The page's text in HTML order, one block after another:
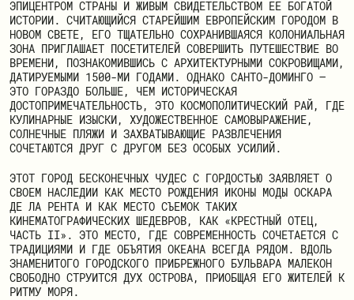
ЭПИЦЕНТРОМ СТРАНЫ И ЖИВЫМ СВИДЕТЕЛЬСТВОМ ЕЕ БОГАТОЙ
ИСТОРИИ. СЧИТАЮЩИЙСЯ СТАРЕЙШИМ ЕВРОПЕЙСКИМ ГОРОДОМ В
НОВОМ СВЕТЕ, ЕГО ТЩАТЕЛЬНО СОХРАНИВШАЯСЯ КОЛОНИАЛЬНАЯ
ЗОНА ПРИГЛАШАЕТ ПОСЕТИТЕЛЕЙ СОВЕРШИТЬ ПУТЕШЕСТВИЕ ВО
ВРЕМЕНИ, ПОЗНАКОМИВШИСЬ С АРХИТЕКТУРНЫМИ СОКРОВИЩАМИ,
ДАТИРУЕМЫМИ 1500-МИ ГОДАМИ. ОДНАКО САНТО-ДОМИНГО —
ЭТО ГОРАЗДО БОЛЬШЕ, ЧЕМ ИСТОРИЧЕСКАЯ
ДОСТОПРИМЕЧАТЕЛЬНОСТЬ, ЭТО КОСМОПОЛИТИЧЕСКИЙ РАЙ, ГДЕ
КУЛИНАРНЫЕ ИЗЫСКИ, ХУДОЖЕСТВЕННОЕ САМОВЫРАЖЕНИЕ,
СОЛНЕЧНЫЕ ПЛЯЖИ И ЗАХВАТЫВАЮЩИЕ РАЗВЛЕЧЕНИЯ
СОЧЕТАЮТСЯ ДРУГ С ДРУГОМ БЕЗ ОСОБЫХ УСИЛИЙ.
ЭТОТ ГОРОД БЕСКОНЕЧНЫХ ЧУДЕС С ГОРДОСТЬЮ ЗАЯВЛЯЕТ О
СВОЕМ НАСЛЕДИИ КАК МЕСТО РОЖДЕНИЯ ИКОНЫ МОДЫ ОСКАРА
ДЕ ЛА РЕНТА И КАК МЕСТО СЪЕМОК ТАКИХ
КИНЕМАТОГРАФИЧЕСКИХ ШЕДЕВРОВ, КАК «КРЕСТНЫЙ ОТЕЦ,
ЧАСТЬ II». ЭТО МЕСТО, ГДЕ СОВРЕМЕННОСТЬ СОЧЕТАЕТСЯ С
ТРАДИЦИЯМИ И ГДЕ ОБЪЯТИЯ ОКЕАНА ВСЕГДА РЯДОМ. ВДОЛЬ
ЗНАМЕНИТОГО ГОРОДСКОГО ПРИБРЕЖНОГО БУЛЬВАРА МАЛЕКОН
СВОБОДНО СТРУИТСЯ ДУХ ОСТРОВА, ПРИОБЩАЯ ЕГО ЖИТЕЛЕЙ К
РИТМУ МОРЯ.